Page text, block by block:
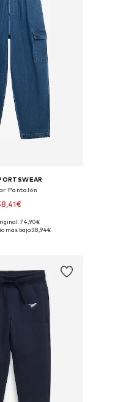
Pantalón
muchas tallas
74,90€
más bajo:38,94€